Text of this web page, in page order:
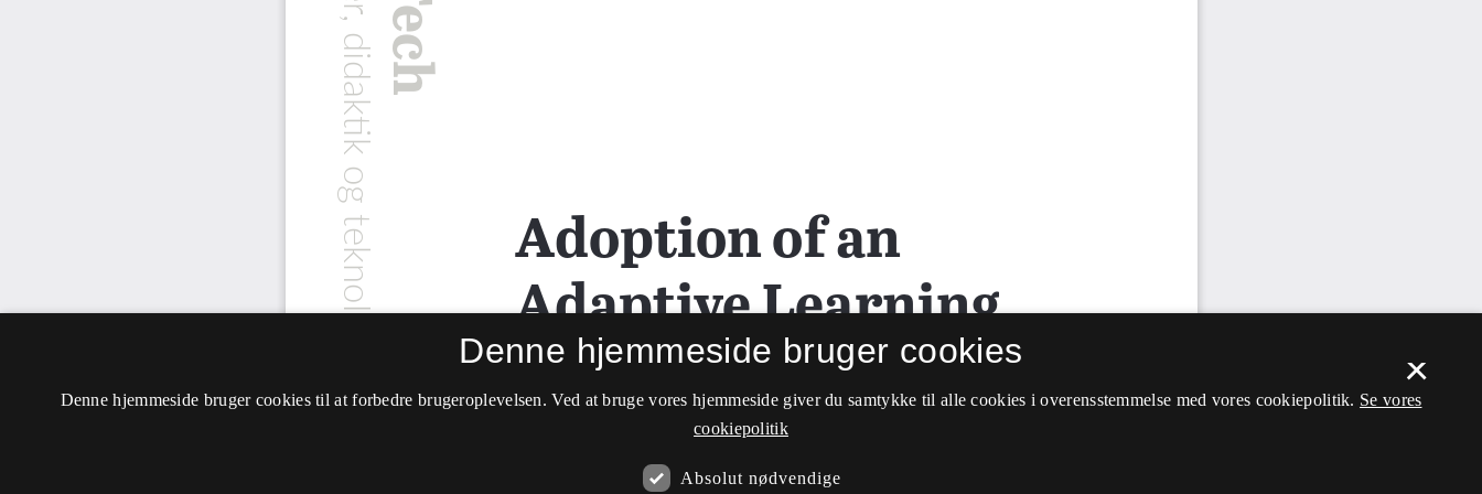
×
Denne hjemmeside bruger cookies
Denne hjemmeside bruger cookies til at forbedre brugeroplevelsen. Ved at bruge vores hjemmeside giver du samtykke til alle cookies i overensstemmelse med vores cookiepolitik. Se vores
cookiepolitik
Absolut nødvendige